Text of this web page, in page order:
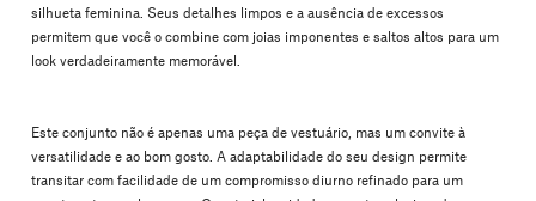
silhueta feminina. Seus detalhes limpos e a ausência de excessos
permitem que você o combine com joias imponentes e saltos altos para um
look verdadeiramente memorável.
Este conjunto não é apenas uma peça de vestuário, mas um convite à
versatilidade e ao bom gosto. A adaptabilidade do seu design permite
transitar com facilidade de um compromisso diurno refinado para um